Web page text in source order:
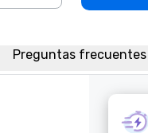
Preguntas frecuentes